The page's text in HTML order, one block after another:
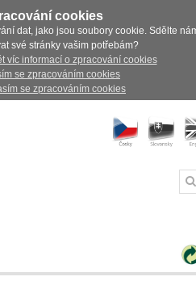
cookies
dat, jako jsou soubory cookie. Sdělte
své stránky vašim potřebám?
víc informací o zpracování cookies
se zpracováním cookies
se zpracováním cookies